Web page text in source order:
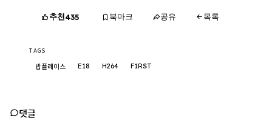
추천435 북마크 공유 목록
TAGS
밥플레이스 E18 H264 F1RST
댓글